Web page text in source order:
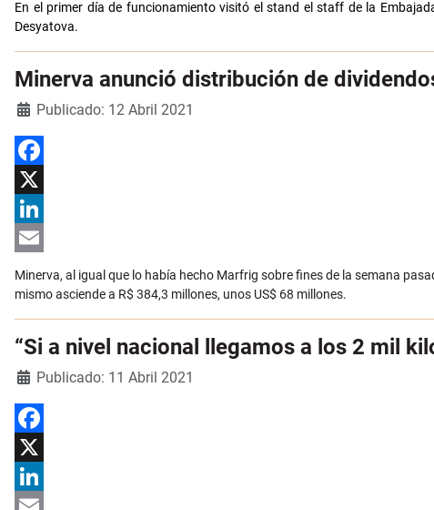
En el primer día de funcionamiento visitó el stand el staff de la
Desyatova.
Minerva anunció distribución de
DetallesPublicado: 12 Abril 2021
Facebook
X
LinkedIn
Email
Minerva, al igual que lo había hecho Marfrig sobre fines de la semana
mismo asciende a R$ 384,3 millones, unos US$ 68 millones.
“Si a nivel nacional llegamos a los 2 mil
DetallesPublicado: 11 Abril 2021
Facebook
X
LinkedIn